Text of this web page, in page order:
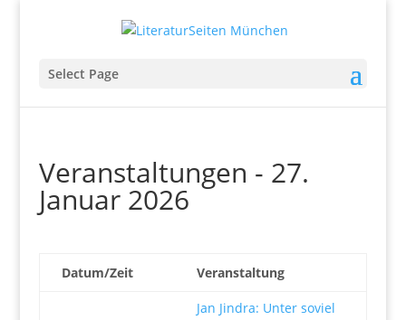
Select Page
Veranstaltungen - 27.
Januar 2026
Datum/Zeit Veranstaltung
Jan Jindra: Unter soviel